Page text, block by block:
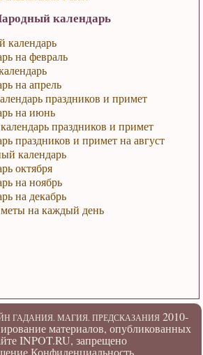
календарь
календарь
на февраль
на апрель
праздников и примет
на июнь
праздников и примет
праздников и примет на август
календарь
октября
на ноябрь
на декабрь
на каждый день
ГАДАНИЯ. МАГИЯ. ПРЕДСКАЗАНИЯ2010-
материалов, опубликованных
INPOT.RU, запрещено
Конфиденциальность